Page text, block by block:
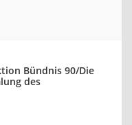
Bündnis 90/Die
des